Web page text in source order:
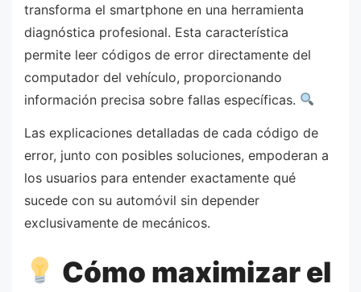
transforma el smartphone en una herramienta
diagnóstica profesional. Esta característica
permite leer códigos de error directamente del
computador del vehículo, proporcionando
información precisa sobre fallas específicas.
Las explicaciones detalladas de cada código de
error, junto con posibles soluciones, empoderan a
los usuarios para entender exactamente qué
sucede con su automóvil sin depender
exclusivamente de mecánicos.
Cómo maximizar el